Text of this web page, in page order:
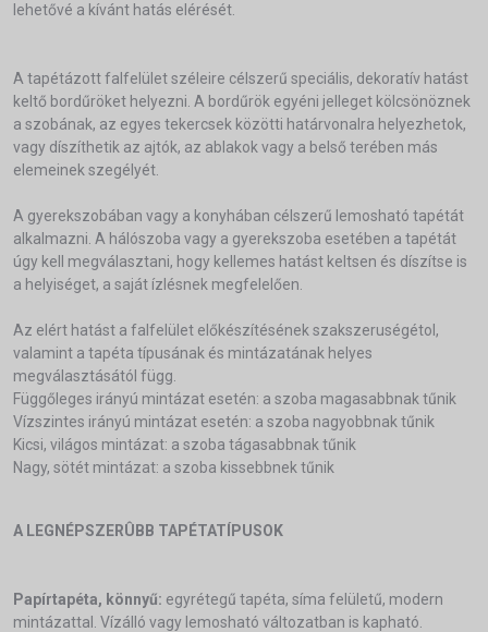
lehetővé a kívánt hatás elérését.
A tapétázott falfelület széleire célszerű speciális, dekoratív hatást
keltő bordűröket helyezni. A bordűrök egyéni jelleget kölcsönöznek
a szobának, az egyes tekercsek közötti határvonalra helyezhetok,
vagy díszíthetik az ajtók, az ablakok vagy a belső terében más
elemeinek szegélyét.
A gyerekszobában vagy a konyhában célszerű lemosható tapétát
alkalmazni. A hálószoba vagy a gyerekszoba esetében a tapétát
úgy kell megválasztani, hogy kellemes hatást keltsen és díszítse is
a helyiséget, a saját ízlésnek megfelelően.
Az elért hatást a falfelület előkészítésének szakszeruségétol,
valamint a tapéta típusának és mintázatának helyes
megválasztásától függ.
Függőleges irányú mintázat esetén: a szoba magasabbnak tűnik
Vízszintes irányú mintázat esetén: a szoba nagyobbnak tűnik
Kicsi, világos mintázat: a szoba tágasabbnak tűnik
Nagy, sötét mintázat: a szoba kissebbnek tűnik
A LEGNÉPSZERÛBB TAPÉTATÍPUSOK
Papírtapéta, könnyű: egyrétegű tapéta, síma felületű, modern
mintázattal. Vízálló vagy lemosható változatban is kapható.